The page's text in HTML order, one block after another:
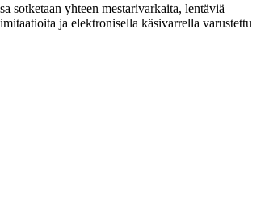
sotketaan yhteen mestarivarkaita, lentäviä
ja elektronisella käsivarrella varustettu